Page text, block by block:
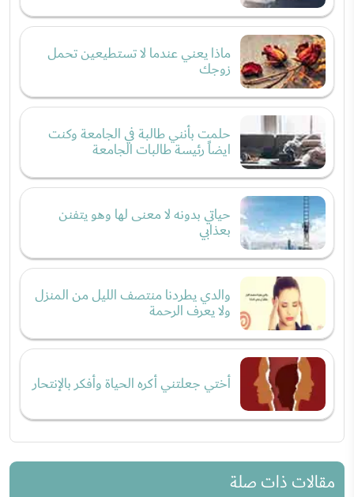
ماذا يعني عندما لا تستطيعين تحمل
زوجك
حلمت بأنني طالبة في الجامعة وكنت
ايضاً رئيسة طالبات الجامعة
حياتي بدونه لا معنى لها وهو يتفنن
بعذابي
والدي يطردنا منتصف الليل من المنزل
ولا يعرف الرحمة
أختي جعلتني أكره الحياة وأفكر بالإنتحار
مقالات ذات صلة